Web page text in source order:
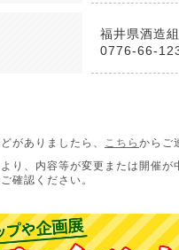
福井県酒造
0776-66-
がありましたら、 こちら からご
り、内容等が変更または開催が
確認ください。